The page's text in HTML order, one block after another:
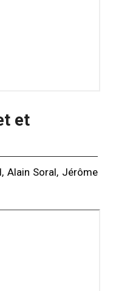
et
Alain Soral, Jérôme